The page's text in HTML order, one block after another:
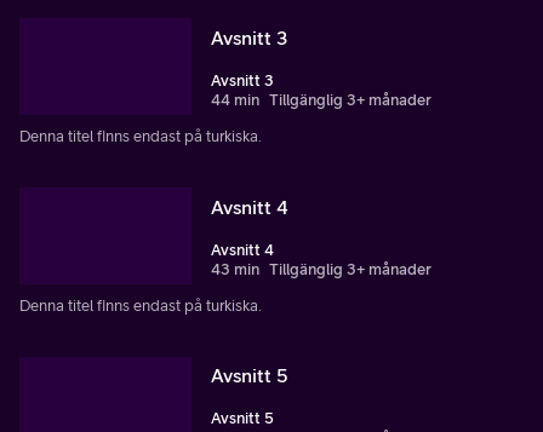
Avsnitt 3
Avsnitt 3
44 min Tillgänglig 3+ månader
Denna titel finns endast på turkiska.
Avsnitt 4
Avsnitt 4
43 min Tillgänglig 3+ månader
Denna titel finns endast på turkiska.
Avsnitt 5
Avsnitt 5